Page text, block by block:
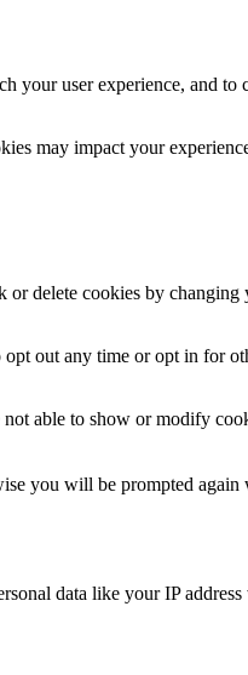
your user experience, and
may impact your
delete cookies by
out any time or opt in for
able to show or modify
you will be prompted
data like your IP